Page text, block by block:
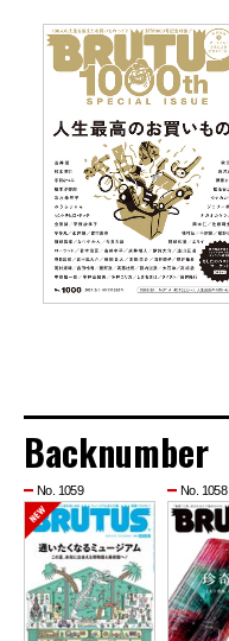
Backnumber
No. 1059 No. 1058